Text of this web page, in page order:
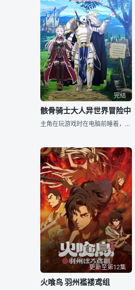
完结
骸骨骑士大人异世界冒险中
主角在玩游戏时在电脑前睡着，醒来发现自己以游戏角色“亚克”为外型，穿着自己在游戏中的最强装备身处异世界，同时能使用游戏中除了本身职“天骑士”外转职前的所有职业技能。盔甲下的外貌更变成游戏中课金买下
更新至第12集
火喰鸟 羽州褴褛鸢组